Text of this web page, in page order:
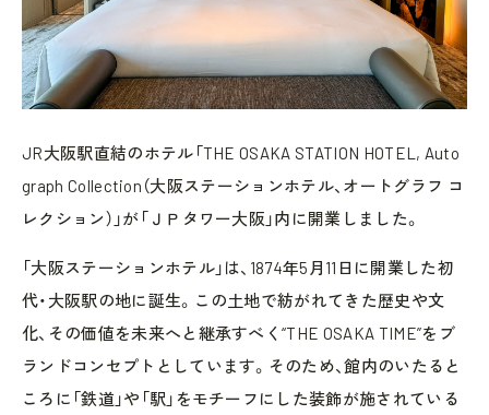
JR大阪駅直結のホテル「THE OSAKA STATION HOTEL, Auto
graph Collection（大阪ステーションホテル、オートグラフ コ
レクション）」が「ＪＰタワー大阪」内に開業しました。
「大阪ステーションホテル」は、1874年5月11日に開業した初
代・大阪駅の地に誕生。この土地で紡がれてきた歴史や文
化、その価値を未来へと継承すべく“THE OSAKA TIME”をブ
ランドコンセプトとしています。そのため、館内のいたると
ころに「鉄道」や「駅」をモチーフにした装飾が施されている